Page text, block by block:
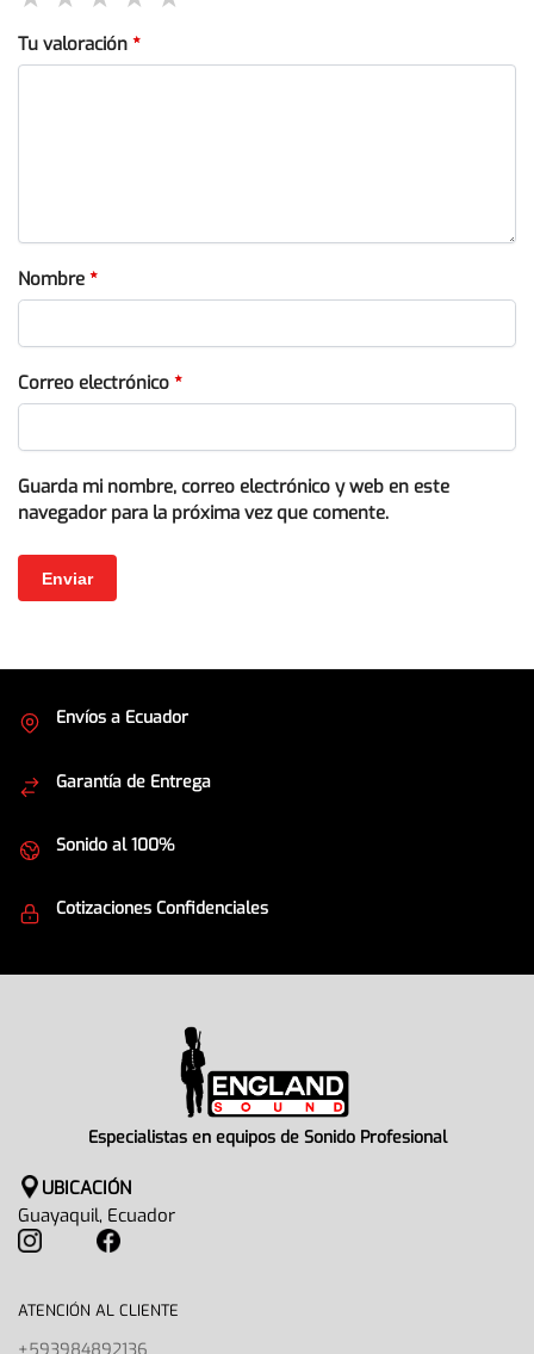
Tu valoración *
Nombre *
Correo electrónico *
Guarda mi nombre, correo electrónico y web en este
navegador para la próxima vez que comente.
Envíos a Ecuador
Garantía de Entrega
Sonido al 100%
Cotizaciones Confidenciales
Especialistas en equipos de Sonido Profesional
UBICACIÓN
Guayaquil, Ecuador
ATENCIÓN AL CLIENTE